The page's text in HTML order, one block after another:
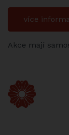
více
Akce mají